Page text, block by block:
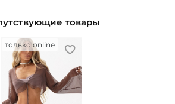
товары
только online